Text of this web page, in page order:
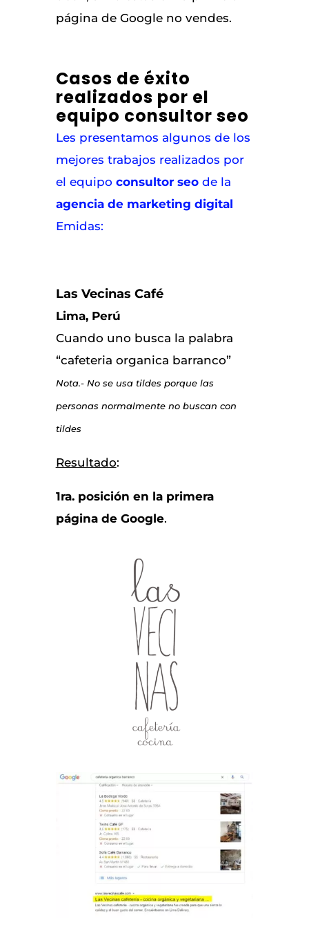
página de Google no vendes.
Casos de éxito
realizados por el
equipo consultor seo
Les presentamos algunos de los
mejores trabajos realizados por
el equipo consultor seode la
agencia de marketing digital
Emidas:
Las Vecinas Café
Lima, Perú
Cuando uno busca la palabra
“cafeteria organica barranco”
Nota.- No se usa tildes porque las
personas normalmente no buscan con
tildes
Resultado:
1ra. posición en la primera
página de Google.